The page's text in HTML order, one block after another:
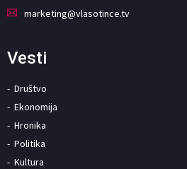
marketing@vlasotince.tv
Vesti
Društvo
Ekonomija
Hronika
Politika
Kultura